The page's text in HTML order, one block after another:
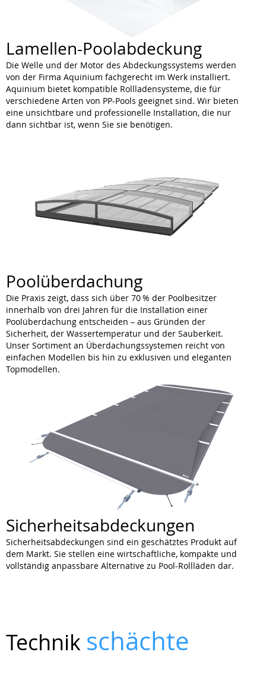
Lamellen-Poolabdeckung
Die Welle und der Motor des Abdeckungssystems werden
von der Firma Aquinium fachgerecht im Werk installiert.
Aquinium bietet kompatible Rollladensysteme, die für
verschiedene Arten von PP-Pools geeignet sind. Wir bieten
eine unsichtbare und professionelle Installation, die nur
dann sichtbar ist, wenn Sie sie benötigen.
Poolüberdachung
Die Praxis zeigt, dass sich über 70 % der Poolbesitzer
innerhalb von drei Jahren für die Installation einer
Poolüberdachung entscheiden – aus Gründen der
Sicherheit, der Wassertemperatur und der Sauberkeit.
Unser Sortiment an Überdachungssystemen reicht von
einfachen Modellen bis hin zu exklusiven und eleganten
Topmodellen.
Sicherheitsabdeckungen
Sicherheitsabdeckungen sind ein geschätztes Produkt auf
dem Markt. Sie stellen eine wirtschaftliche, kompakte und
vollständig anpassbare Alternative zu Pool-Rollläden dar.
Technik schächte